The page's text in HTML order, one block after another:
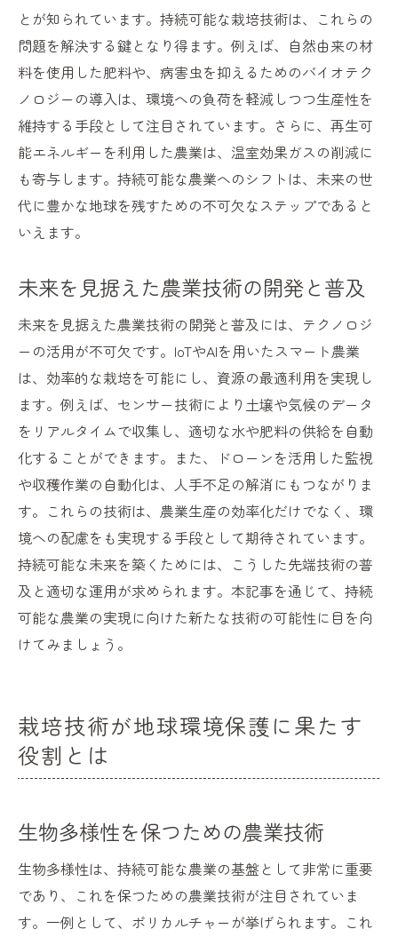
とが知られています。持続可能な栽培技術は、これらの
問題を解決する鍵となり得ます。例えば、自然由来の材
料を使用した肥料や、病害虫を抑えるためのバイオテク
ノロジーの導入は、環境への負荷を軽減しつつ生産性を
維持する手段として注目されています。さらに、再生可
能エネルギーを利用した農業は、温室効果ガスの削減に
も寄与します。持続可能な農業へのシフトは、未来の世
代に豊かな地球を残すための不可欠なステップであると
いえます。
未来を見据えた農業技術の開発と普及
未来を見据えた農業技術の開発と普及には、テクノロジ
ーの活用が不可欠です。IoTやAIを用いたスマート農業
は、効率的な栽培を可能にし、資源の最適利用を実現し
ます。例えば、センサー技術により土壌や気候のデータ
をリアルタイムで収集し、適切な水や肥料の供給を自動
化することができます。また、ドローンを活用した監視
や収穫作業の自動化は、人手不足の解消にもつながりま
す。これらの技術は、農業生産の効率化だけでなく、環
境への配慮をも実現する手段として期待されています。
持続可能な未来を築くためには、こうした先端技術の普
及と適切な運用が求められます。本記事を通じて、持続
可能な農業の実現に向けた新たな技術の可能性に目を向
けてみましょう。
栽培技術が地球環境保護に果たす
役割とは
生物多様性を保つための農業技術
生物多様性は、持続可能な農業の基盤として非常に重要
であり、これを保つための農業技術が注目されていま
す。一例として、ポリカルチャーが挙げられます。これ